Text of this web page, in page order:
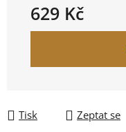
629 Kč
Měrná cena:
Tisk Zeptat se